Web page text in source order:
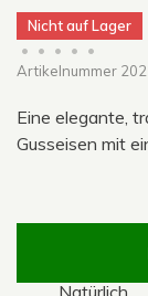
Nicht auf Lager
•
• • •
•
Artikelnummer
Eine elegante,
Gusseisen mit
Natürlich